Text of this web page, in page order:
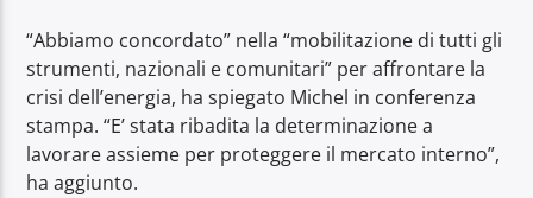
“Abbiamo concordato” nella “mobilitazione di tutti gli
strumenti, nazionali e comunitari” per affrontare la
crisi dell’energia, ha spiegato Michel in conferenza
stampa. “E’ stata ribadita la determinazione a
lavorare assieme per proteggere il mercato interno”,
ha aggiunto.